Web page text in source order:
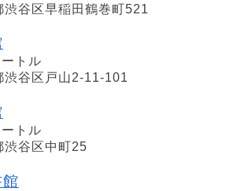
渋谷区早稲田鶴巻町521
トル
渋谷区戸山2-11-101
トル
渋谷区中町25